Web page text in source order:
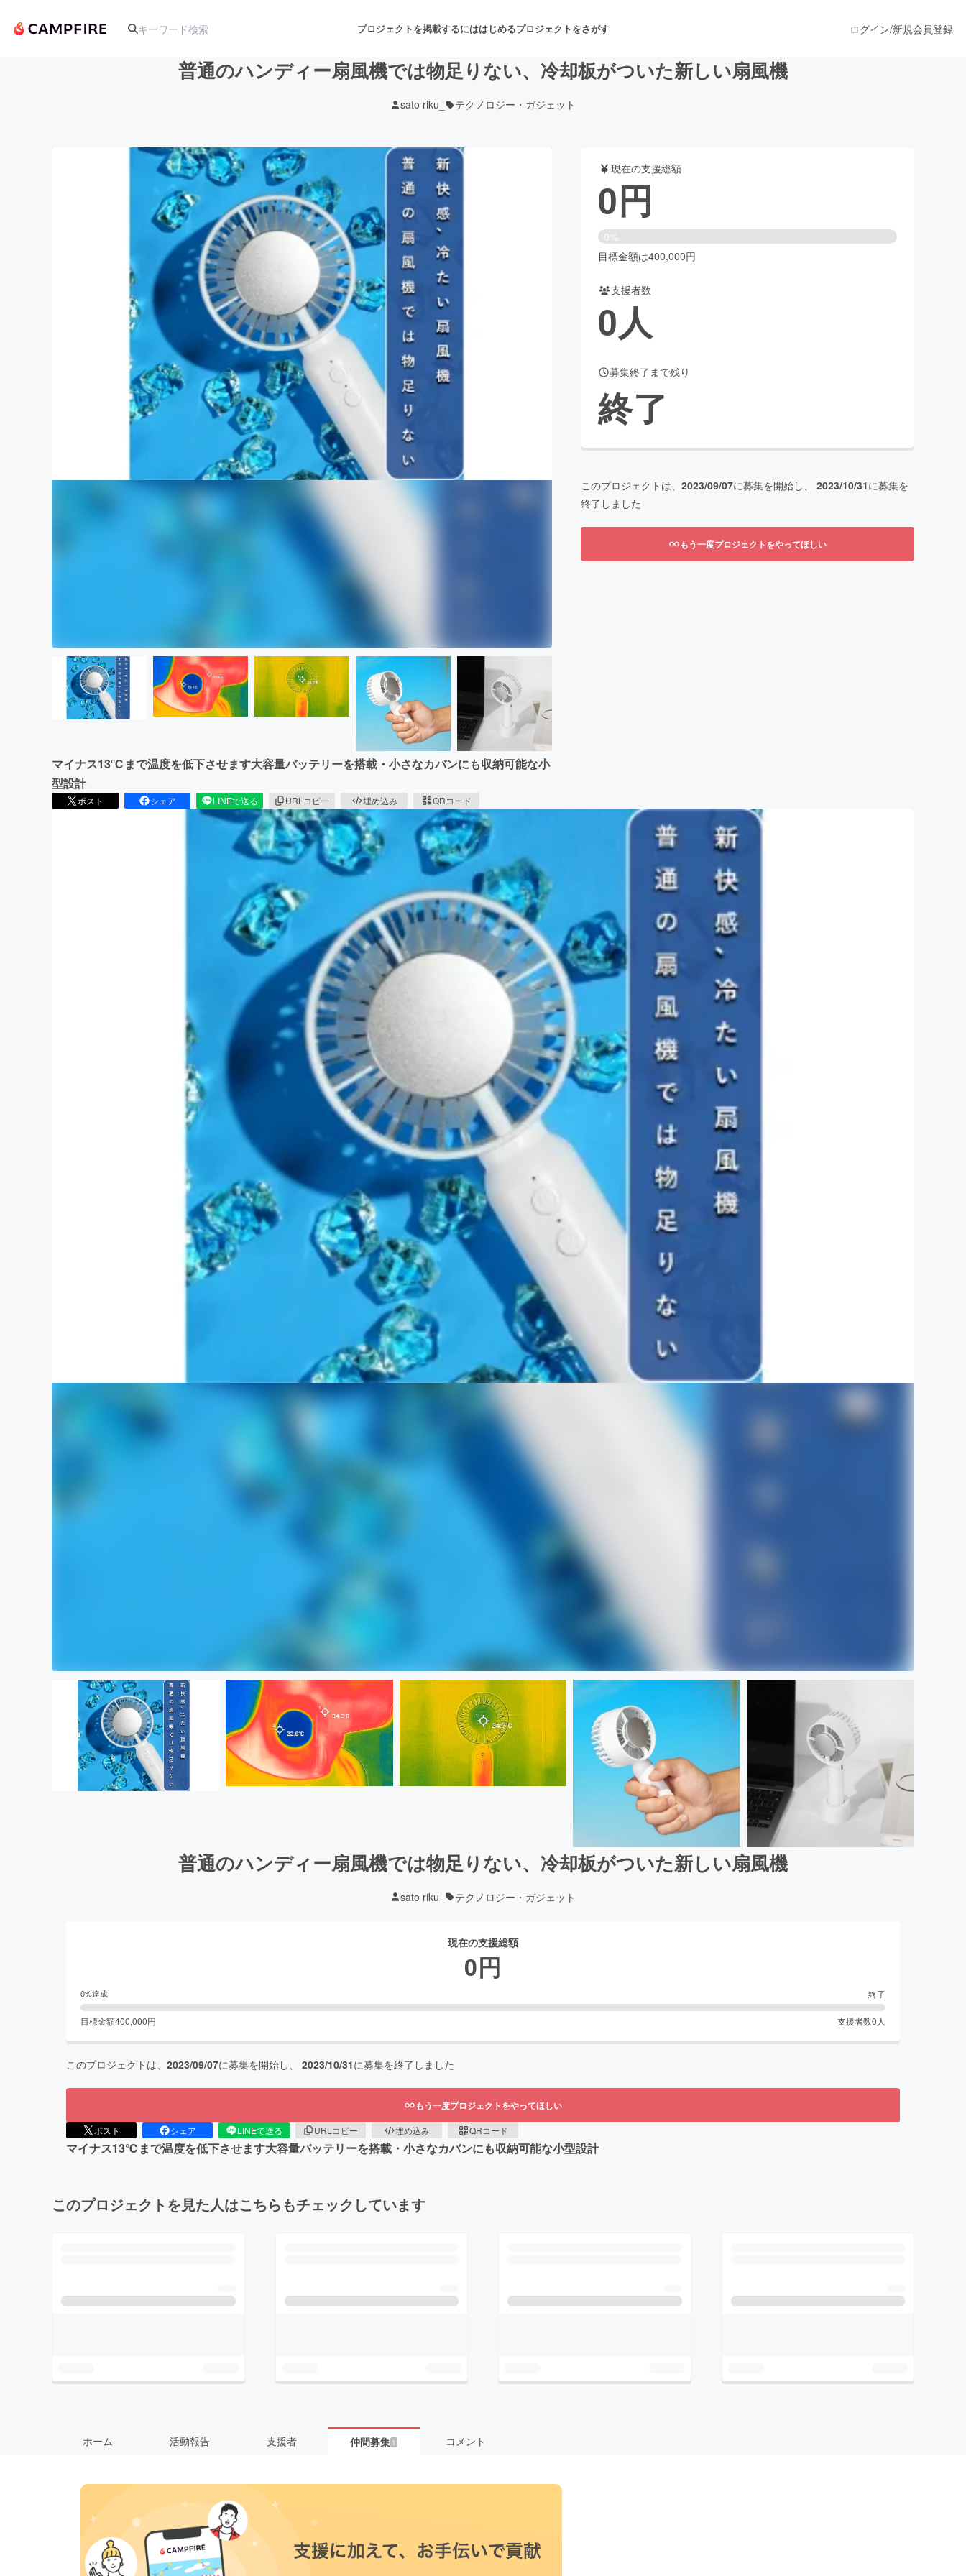
プロジェクトを掲載するにははじめるプロジェクトをさがす
アート・写真 舞台・パフォーマンス
テクノロジー・ガジェット ゲーム・サービス開発
映像・映画 書籍・雑誌出版
ビジネス・起業 チャレンジ ビューティー・ヘルスケア
まちづくり・地域活性化
CAMPFIRE for Social Good
ログイン/新規会員登録
普通のハンディー扇風機では物足りない、冷却板がついた新しい扇風機
sato riku_ テクノロジー・ガジェット
マイナス13℃まで温度を低下させます大容量バッテリーを搭載・小さなカバンにも収納可能な小
型設計
ポスト シェア LINEで送る URLコピー 埋め込み QRコード
現在の支援総額
0円
0%
目標金額は400,000円
支援者数
0人
募集終了まで残り
終了
このプロジェクトは、 2023/09/07に募集を開始し、 2023/10/31に募集を
終了しました
もう一度プロジェクトをやってほしい
普通のハンディー扇風機では物足りない、冷却板がついた新しい扇風機
sato riku_ テクノロジー・ガジェット
現在の支援総額
0円
0%達成 終了
目標金額400,000円 支援者数0 人
このプロジェクトは、 2023/09/07に募集を開始し、 2023/10/31に募集を終了しました
もう一度プロジェクトをやってほしい
ポスト シェア LINEで送る URLコピー 埋め込み QRコード
マイナス13℃まで温度を低下させます大容量バッテリーを搭載・小さなカバンにも収納可能な小型設計
このプロジェクトを見た人はこちらもチェックしています
ホーム 活動報告 支援者 仲間募集 1 コメント